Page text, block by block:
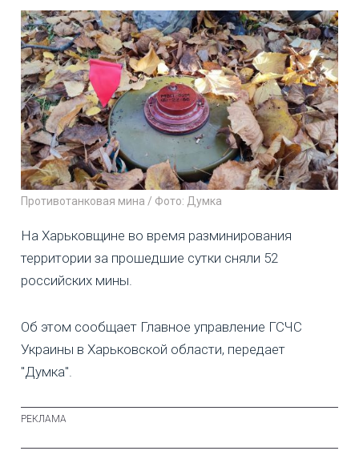
Противотанковая мина / Фото: Думка
На Харьковщине во время разминирования
территории за прошедшие сутки сняли 52
российских мины.
Об этом сообщает Главное управление ГСЧС
Украины в Харьковской области, передает
"Думка".